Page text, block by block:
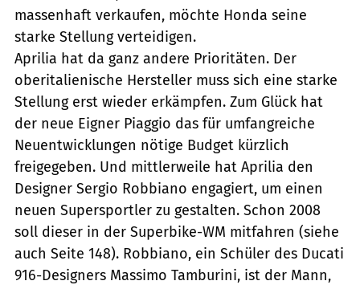
massenhaft verkaufen, möchte Honda seine
starke Stellung verteidigen.
Aprilia hat da ganz andere Prioritäten. Der
oberitalienische Hersteller muss sich eine starke
Stellung erst wieder erkämpfen. Zum Glück hat
der neue Eigner Piaggio das für umfangreiche
Neuentwicklungen nötige Budget kürzlich
freigegeben. Und mittlerweile hat Aprilia den
Designer Sergio Robbiano engagiert, um einen
neuen Supersportler zu gestalten. Schon 2008
soll dieser in der Superbike-WM mitfahren (siehe
auch Seite 148). Robbiano, ein Schüler des Ducati
916-Designers Massimo Tamburini, ist der Mann,